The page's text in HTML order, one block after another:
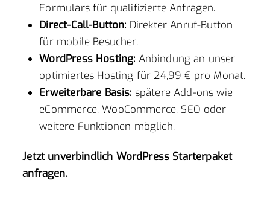
Formulars für qualifizierte Anfragen.
Direct-Call-Button: Direkter Anruf-Button
für mobile Besucher.
WordPress Hosting: Anbindung an unser
optimiertes Hosting für 24,99 € pro Monat.
Erweiterbare Basis: spätere Add-ons wie
eCommerce, WooCommerce, SEO oder
weitere Funktionen möglich.
Jetzt unverbindlich WordPress Starterpaket
anfragen.